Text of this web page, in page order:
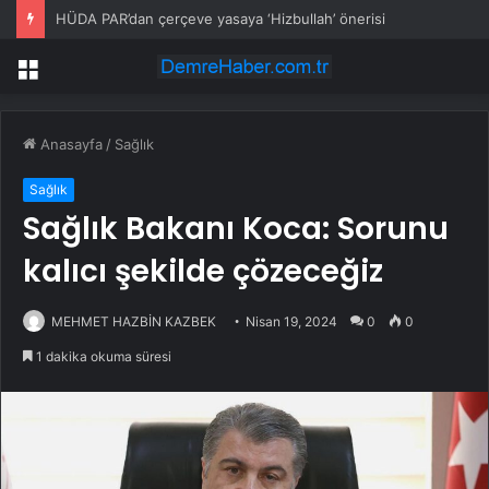
HÜDA PAR’dan çerçeve yasaya ‘Hizbullah’ önerisi
Menü
Anasayfa / Sağlık
Sağlık
Sağlık Bakanı Koca: Sorunu
kalıcı şekilde çözeceğiz
MEHMET HAZBİN KAZBEK Nisan 19, 2024 0 0
1 dakika okuma süresi